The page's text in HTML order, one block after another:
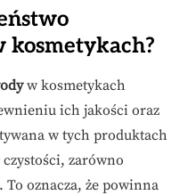
kosmetykach?
w kosmetykach
ich jakości oraz
w tych produktach
zarówno
oznacza, że powinna